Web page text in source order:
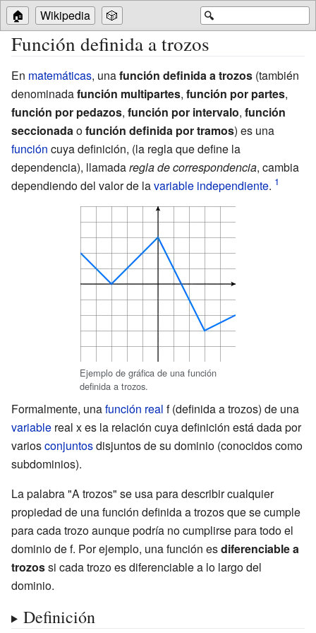
🔍
🏠 Wikipedia 🎲
Función definida a trozos
En matemáticas, unafunción definida a trozos (también
denominadafunción multipartes, función por partes,
función por pedazos, función por intervalo, función
seccionada ofunción definida por tramos) es una
función cuya definición, (la regla que define la
dependencia), llamadaregla de correspondencia, cambia
dependiendo del valor de lavariable independiente.
Ejemplo de gráfica de una función
definida a trozos.
Formalmente, unafunción real f (definida a trozos) de una
variable real x es la relación cuya definición está dada por
variosconjuntosdisjuntos de su dominio (conocidos como
subdominios).
La palabra "A trozos" se usa para describir cualquier
propiedad de una función definida a trozos que se cumple
para cada trozo aunque podría no cumplirse para todo el
dominio de f. Por ejemplo, una función esdiferenciable a
trozossi cada trozo es diferenciable a lo largo del
dominio.
Definición